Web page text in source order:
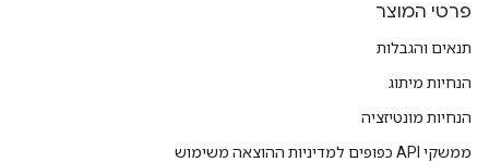
פרטי המוצר
תנאים והגבלות
הנחיות מיתוג
הנחיות מונטיזציה
ממשקי API כפופים למדיניות ההוצאה משימוש